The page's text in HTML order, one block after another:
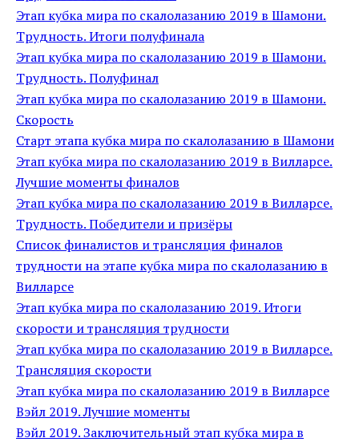
Этап кубка мира по скалолазанию 2019 в Шамони.
Трудность. Итоги полуфинала
Этап кубка мира по скалолазанию 2019 в Шамони.
Трудность. Полуфинал
Этап кубка мира по скалолазанию 2019 в Шамони.
Скорость
Старт этапа кубка мира по скалолазанию в Шамони
Этап кубка мира по скалолазанию 2019 в Вилларсе.
Лучшие моменты финалов
Этап кубка мира по скалолазанию 2019 в Вилларсе.
Трудность. Победители и призёры
Список финалистов и трансляция финалов
трудности на этапе кубка мира по скалолазанию в
Вилларсе
Этап кубка мира по скалолазанию 2019. Итоги
скорости и трансляция трудности
Этап кубка мира по скалолазанию 2019 в Вилларсе.
Трансляция скорости
Этап кубка мира по скалолазанию 2019 в Вилларсе
Вэйл 2019. Лучшие моменты
Вэйл 2019. Заключительный этап кубка мира в